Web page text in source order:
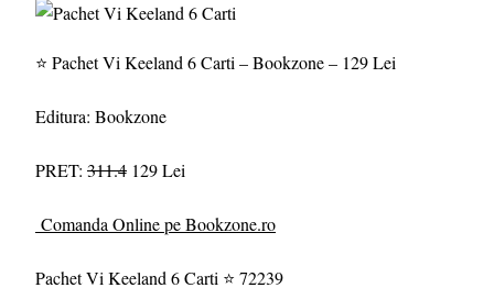
⭐ Pachet Vi Keeland 6 Carti – Bookzone – 129 Lei
Editura: Bookzone
PRET: 311.4 129 Lei
Comanda Online pe Bookzone.ro
Pachet Vi Keeland 6 Carti ⭐ 72239